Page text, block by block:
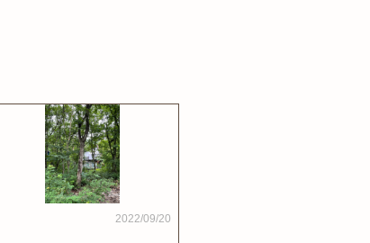
2022/09/20